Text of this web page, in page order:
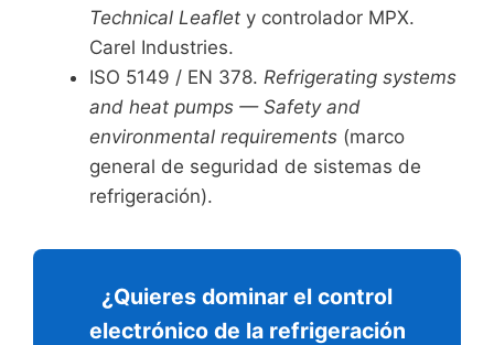
Technical Leaflet y controlador MPX.
Carel Industries.
ISO 5149 / EN 378. Refrigerating systems
and heat pumps — Safety and
environmental requirements (marco
general de seguridad de sistemas de
refrigeración).
¿Quieres dominar el control
electrónico de la refrigeración